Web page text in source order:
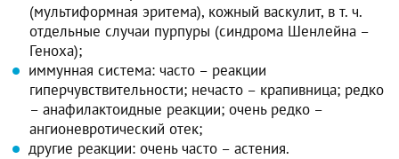
(мультиформная эритема), кожный васкулит, в т. ч.
отдельные случаи пурпуры (синдрома Шенлейна –
Геноха);
иммунная система: часто – реакции
гиперчувствительности; нечасто – крапивница; редко
– анафилактоидные реакции; очень редко –
ангионевротический отек;
другие реакции: очень часто – астения.